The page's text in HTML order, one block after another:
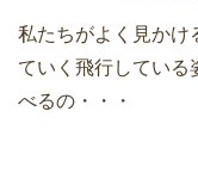
私たちがよく見かけ
ていく飛行している
べるの・・・